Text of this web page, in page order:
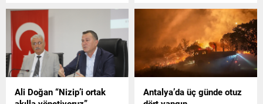
edildi.
çalışmaları tamamlanarak
ulaşım süresi daha da
kısaldı.
Ali Doğan “Nizip’i ortak
Antalya’da üç günde otuz